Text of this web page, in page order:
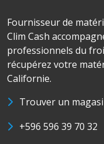
Fournisseur de
Clim Cash
professionnels du
récupérez votre
Californie.
Trouver un
+596 596 39 70 32